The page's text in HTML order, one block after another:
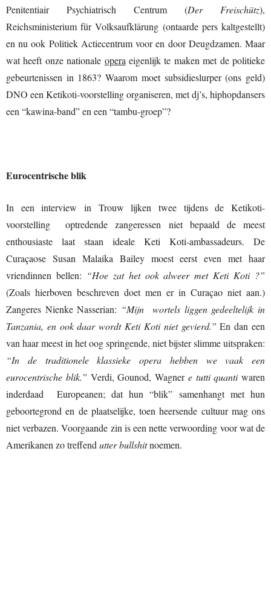
Penitentiair Psychiatrisch Centrum (Der Freischütz),
Reichsministerium für Volksaufklärung (ontaarde pers kaltgestellt)
en nu ook Politiek Actiecentrum voor en door Deugdzamen. Maar
wat heeft onze nationale operaeigenlijk te maken met de politieke
gebeurtenissen in 1863? Waarom moet subsidieslurper (ons geld)
DNO een Ketikoti-voorstelling organiseren, met dj’s, hiphopdansers
een “kawina-band” en een “tambu-groep”?
Eurocentrische blik
In een interview in Trouw lijken twee tijdens de Ketikoti-
voorstelling optredende zangeressen niet bepaald de meest
enthousiaste laat staan ideale Keti Koti-ambassadeurs. De
Curaçaose Susan Malaika Bailey moest eerst even met haar
vriendinnen bellen: “Hoe zat het ook alweer met Keti Koti ?”
(Zoals hierboven beschreven doet men er in Curaçao niet aan.)
Zangeres Nienke Nasserian: “Mijn wortels liggen gedeeltelijk in
Tanzania, en ook daar wordt Keti Koti niet gevierd.” En dan een
van haar meest in het oog springende, niet bijster slimme uitspraken:
“In de traditionele klassieke opera hebben we vaak een
eurocentrische blik.” Verdi, Gounod, Wagner e tutti quantiwaren
inderdaad Europeanen; dat hun “blik” samenhangt met hun
geboortegrond en de plaatselijke, toen heersende cultuur mag ons
niet verbazen. Voorgaande zin is een nette verwoording voor wat de
Amerikanen zo treffendutter bullshitnoemen.